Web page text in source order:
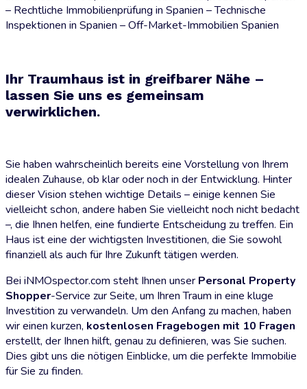
– Rechtliche Immobilienprüfung in Spanien – Technische
Inspektionen in Spanien – Off-Market-Immobilien Spanien
Ihr Traumhaus ist in greifbarer Nähe –
lassen Sie uns es gemeinsam
verwirklichen.
Sie haben wahrscheinlich bereits eine Vorstellung von Ihrem
idealen Zuhause, ob klar oder noch in der Entwicklung. Hinter
dieser Vision stehen wichtige Details – einige kennen Sie
vielleicht schon, andere haben Sie vielleicht noch nicht bedacht
–, die Ihnen helfen, eine fundierte Entscheidung zu treffen. Ein
Haus ist eine der wichtigsten Investitionen, die Sie sowohl
finanziell als auch für Ihre Zukunft tätigen werden.
Bei iNMOspector.com steht Ihnen unser Personal Property
Shopper-Service zur Seite, um Ihren Traum in eine kluge
Investition zu verwandeln. Um den Anfang zu machen, haben
wir einen kurzen, kostenlosen Fragebogen mit 10 Fragen
erstellt, der Ihnen hilft, genau zu definieren, was Sie suchen.
Dies gibt uns die nötigen Einblicke, um die perfekte Immobilie
für Sie zu finden.